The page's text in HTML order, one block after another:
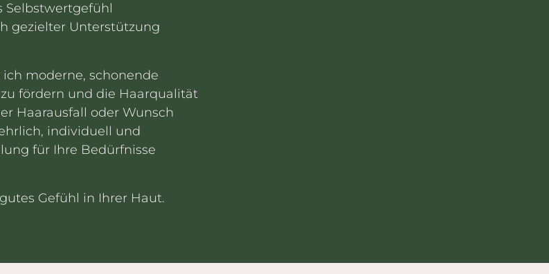
Selbstwertgefühl
gezielter Unterstützung
ich moderne, schonende
fördern und die Haarqualität
Haarausfall oder Wunsch
individuell und
für Ihre Bedürfnisse
Gefühl in Ihrer Haut.